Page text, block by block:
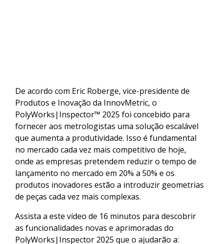
De acordo com Eric Roberge, vice-presidente de
Produtos e Inovação da InnovMetric, o
PolyWorks|Inspector™ 2025 foi concebido para
fornecer aos metrologistas uma solução escalável
que aumenta a produtividade. Isso é fundamental
no mercado cada vez mais competitivo de hoje,
onde as empresas pretendem reduzir o tempo de
lançamento no mercado em 20% a 50% e os
produtos inovadores estão a introduzir geometrias
de peças cada vez mais complexas.
Assista a este vídeo de 16 minutos para descobrir
as funcionalidades novas e aprimoradas do
PolyWorks|Inspector 2025 que o ajudarão a: